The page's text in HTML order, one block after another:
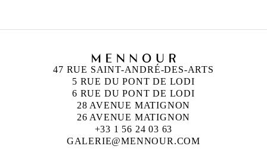
47 RUE SAINT-ANDRÉ-DES-ARTS
5 RUE DU PONT DE LODI
6 RUE DU PONT DE LODI
28 AVENUE MATIGNON
26 AVENUE MATIGNON
+33 1 56 24 03 63
GALERIE@MENNOUR.COM